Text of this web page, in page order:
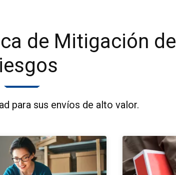
de Mitigación de
para sus envíos de alto valor.